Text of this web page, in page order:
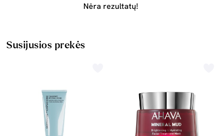
Nėra rezultatų!
Susijusios prekės